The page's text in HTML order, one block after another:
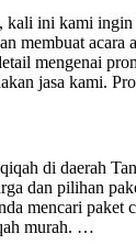
kali ini kami ingin
membuat acara
mengenai
jasa kami.
di daerah
dan pilihan
mencari paket
murah. …